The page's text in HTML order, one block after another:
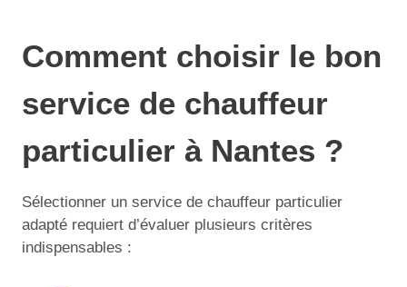
Comment choisir le bon
service de chauffeur
particulier à Nantes ?
Sélectionner un service de chauffeur particulier
adapté requiert d’évaluer plusieurs critères
indispensables :